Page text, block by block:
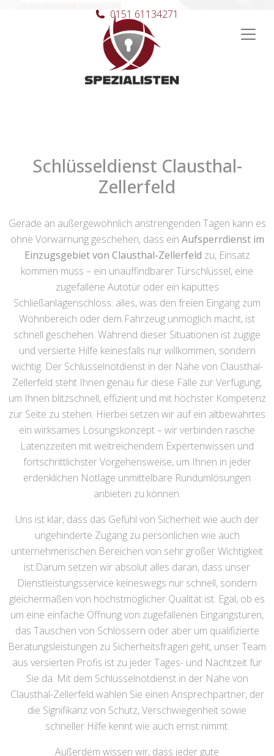
Hauptnavigation
0151 61134271
Schlüsseldienst Clausthal-
Zellerfeld
Gerade an außergewöhnlich anstrengenden Tagen kann es
ohne Vorwarnung geschehen, dass ein Aufsperrdienst im
Einzugsgebiet von Clausthal-Zellerfeld zu, Einsatz
kommen muss – ein unauffindbarer Türschlüssel, eine
zugefallene Autotür oder ein kaputtes
Schließanlagenschloss: alles, was den freien Eingang zum
Wohnbereich oder dem Fahrzeug unmöglich macht, ist
schnell geschehen. Während dieser Situationen ist zügige
und versierte Hilfe keinesfalls nur willkommen, sondern
wichtig. Der Schlüsselnotdienst in der Nähe von Clausthal-
Zellerfeld steht Ihnen genau für diese Fälle zur Verfügung,
um Ihnen blitzschnell, effizient und mit höchster Kompetenz
zur Seite zu stehen. Hierbei setzen wir auf ein altbewährtes
ein wirksames Lösungskonzept – wir verbinden rasche
Latenzzeiten mit weitreichendem Expertenwissen und
fortschrittlichster Vorgehensweise, um Ihnen in jeder
erdenklichen Notlage unmittelbare Rundumlösungen
anbieten zu können.
Uns ist klar, dass das Gefühl von Sicherheit wie auch der
ungehinderte Zugang zu persönlichen wie auch
unternehmerischen Bereichen von sehr großer Wichtigkeit
ist.Darum setzen wir absolut alles daran, dass unser
Dienstleistungsservice keineswegs nur schnell, sondern
gleichermaßen von höchstmöglicher Qualität ist. Egal, ob es
um eine einfache Öffnung von zugefallenen Eingangstüren,
das Tauschen von Schlössern oder aber um qualifizierte
Beratungsleistungen zu Sicherheitsfragen geht, unser Team
aus versierten Profis ist zu jeder Tages- und Nachtzeit für
Sie da. Mit dem Schlüsselnotdienst in der Nähe von
Clausthal-Zellerfeld wählen Sie einen Ansprechpartner, der
die Signifikanz von Schutz, Verschwiegenheit sowie
schneller Hilfe kennt wie auch ernst nimmt.
Außerdem wissen wir, dass jeder gute